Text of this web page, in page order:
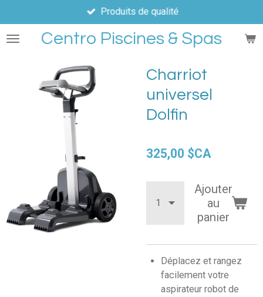
au
contenuCentro Piscines & Spas
Produits de qualité
Charriot
universel
Dolfin
325,00 $CA
Ajouter
au
panier
Déplacez et rangez
facilement votre
aspirateur robot de